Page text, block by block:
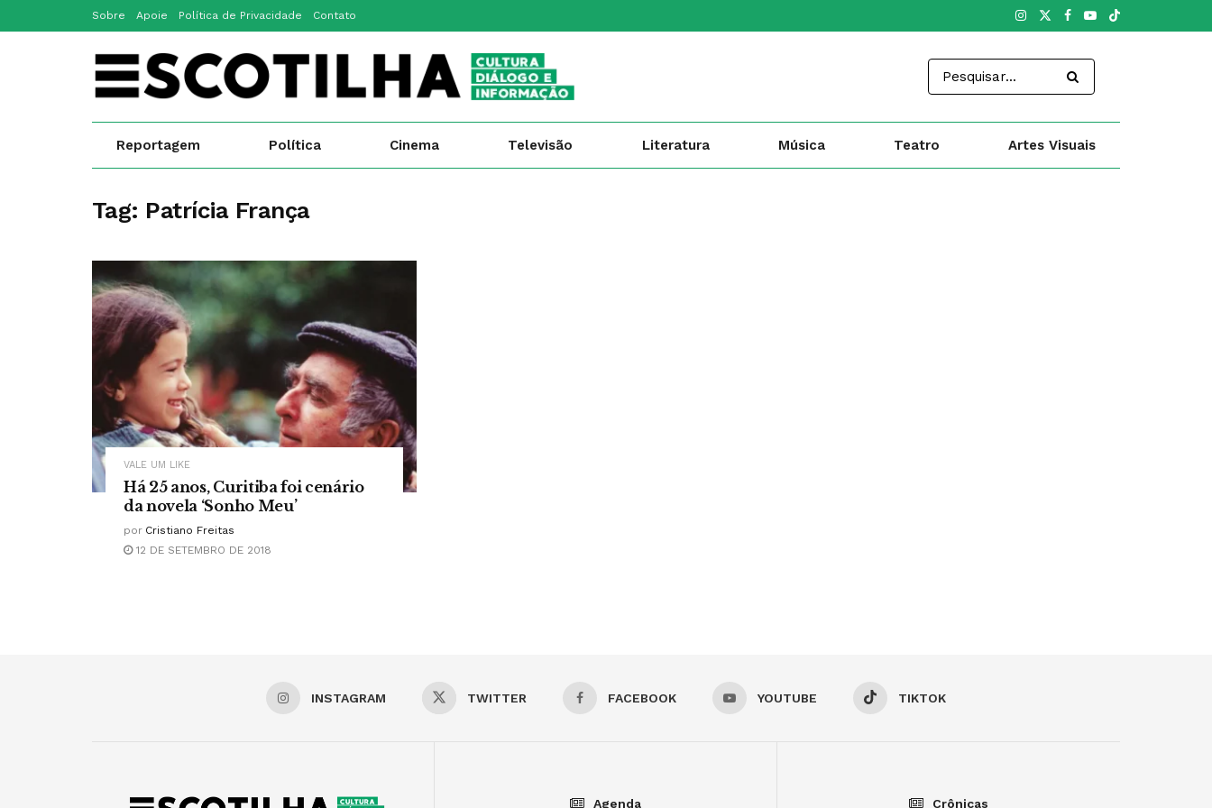
Sobre Apoie Política de Privacidade Contato
Reportagem Política Cinema Televisão Literatura Música Teatro Artes Visuais
Tag: Patrícia França
VALE UM LIKE
Há 25 anos, Curitiba foi cenário
da novela ‘Sonho Meu’
por Cristiano Freitas
12 DE SETEMBRO DE 2018
INSTAGRAM TWITTER FACEBOOK YOUTUBE TIKTOK
Agenda Crônicas